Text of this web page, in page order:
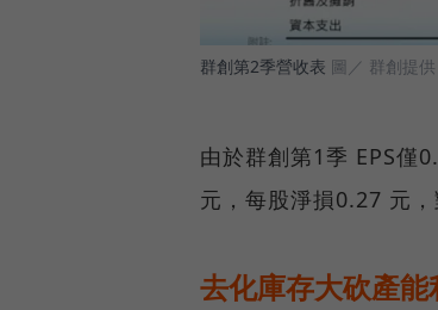
群創第2季營收表 圖／ 群創提供
由於群創第1季 EPS僅
元，每股淨損0.27 元
去化庫存大砍產